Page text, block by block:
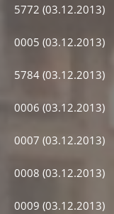
5772 (03.12.2013)
0005 (03.12.2013)
5784 (03.12.2013)
0006 (03.12.2013)
0007 (03.12.2013)
0008 (03.12.2013)
0009 (03.12.2013)